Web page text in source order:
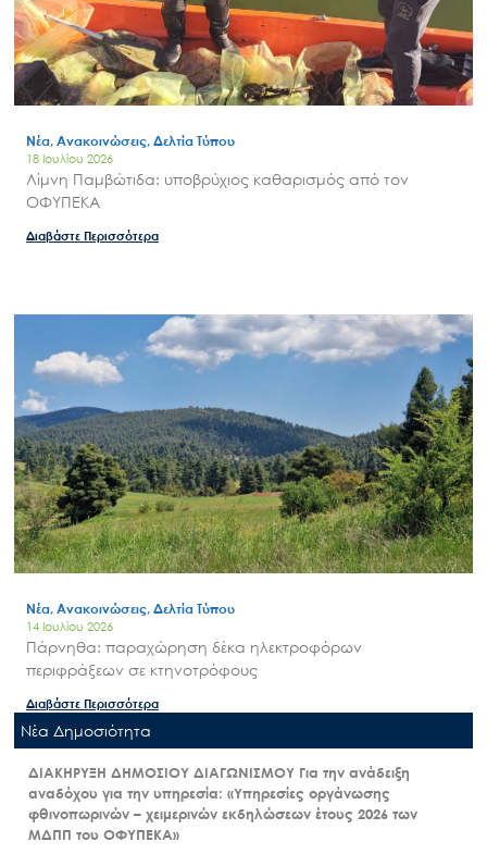
Νέα, Ανακοινώσεις, Δελτία Τύπου
18 Ιουλίου 2026
Λίμνη Παμβώτιδα: υποβρύχιος καθαρισμός από τον
ΟΦΥΠΕΚΑ
Διαβάστε Περισσότερα
Νέα, Ανακοινώσεις, Δελτία Τύπου
14 Ιουλίου 2026
Πάρνηθα: παραχώρηση δέκα ηλεκτροφόρων
περιφράξεων σε κτηνοτρόφους
Διαβάστε Περισσότερα
Nέα Δημοσιότητα
ΔΙΑΚΗΡΥΞΗ ΔΗΜΟΣΙΟΥ ΔΙΑΓΩΝΙΣΜΟΥ Για την ανάδειξη
αναδόχου για την υπηρεσία: «Υπηρεσίες οργάνωσης
φθινοπωρινών – χειμερινών εκδηλώσεων έτους 2026 των
ΜΔΠΠ του ΟΦΥΠΕΚΑ»